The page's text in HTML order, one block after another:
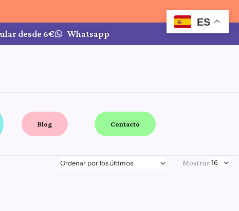
desde 6€ Whatsapp
Blog Contacto
Mostrar
ES